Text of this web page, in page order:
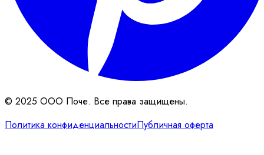
© 2025 ООО Поче. Все права защищены.
Политика конфиденциальностиПубличная оферта